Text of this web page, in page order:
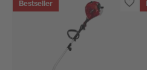
Bestseller